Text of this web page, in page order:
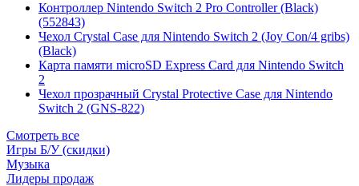
Контроллер Nintendo Switch 2 Pro Controller (Black)
(552843)
Чехол Сrystal Сase для Nintendo Switch 2 (Joy Con/4 gribs)
(Black)
Карта памяти microSD Express Card для Nintendo Switch
2
Чехол прозрачный Crystal Protective Case для Nintendo
Switch 2 (GNS-822)
Смотреть все
Игры Б/У (скидки)
Музыка
Лидеры продаж